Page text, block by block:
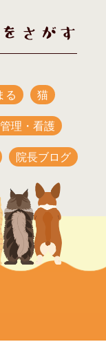
さがす
る 猫
理・看護
院長ブログ